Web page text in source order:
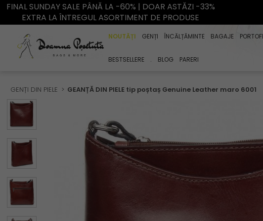
FINAL SUNDAY SALE PÂNĂ LA -60% | DOAR ASTĂZI -33%
EXTRA LA ÎNTREGUL ASORTIMENT DE PRODUSE
NOUTĂȚI GENȚI ÎNCĂLȚĂMINTE BAGAJE
BESTSELLERE . BLOG PARERI
GENȚI DIN PIELE GEANȚĂ DIN PIELE tip poștaș Genuine Leather maro 6001